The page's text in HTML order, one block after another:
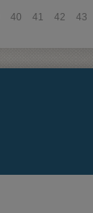
40 41 42 43